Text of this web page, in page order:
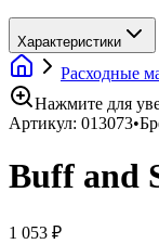
Характеристики
Расходные
Нажмите для
Артикул: 013073•
Buff and
1 053 ₽